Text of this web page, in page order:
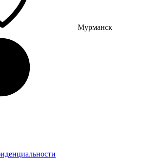
Мурманск